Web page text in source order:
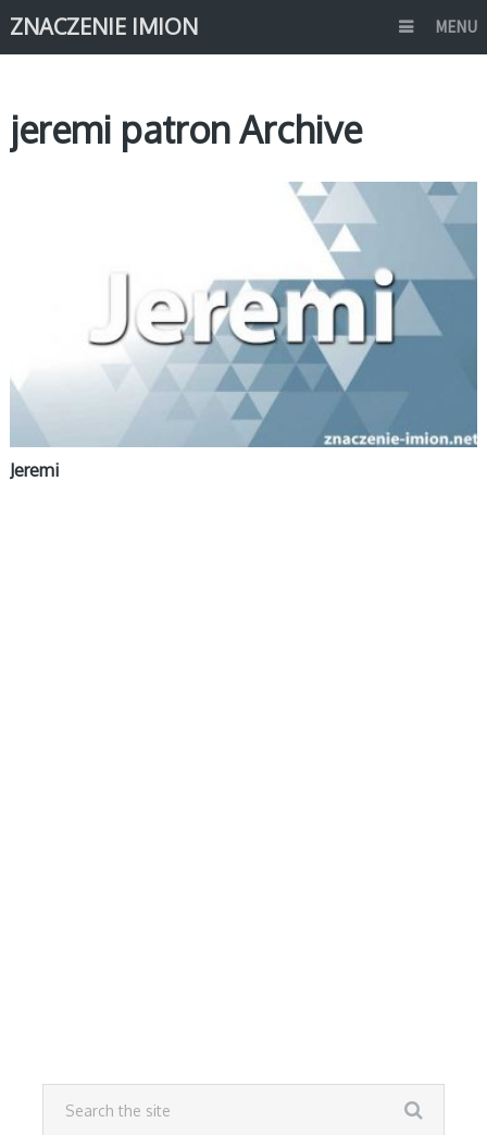
ZNACZENIE IMION MENU
jeremi patron Archive
Jeremi